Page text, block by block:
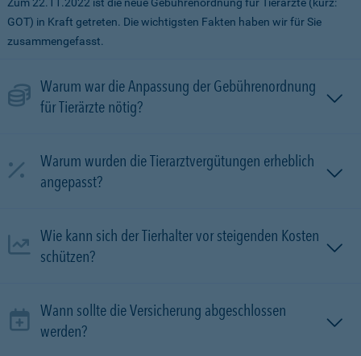
GOT) in Kraft getreten. Die wichtigsten Fakten haben wir für Sie
zusammengefasst.
Warum war die Anpassung der Gebührenordnung
für Tierärzte nötig?
Warum wurden die Tierarztvergütungen erheblich
angepasst?
Wie kann sich der Tierhalter vor steigenden Kosten
schützen?
Wann sollte die Versicherung abgeschlossen
werden?